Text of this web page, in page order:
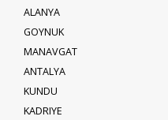
ALANYA
GOYNUK
MANAVGAT
ANTALYA
KUNDU
KADRIYE